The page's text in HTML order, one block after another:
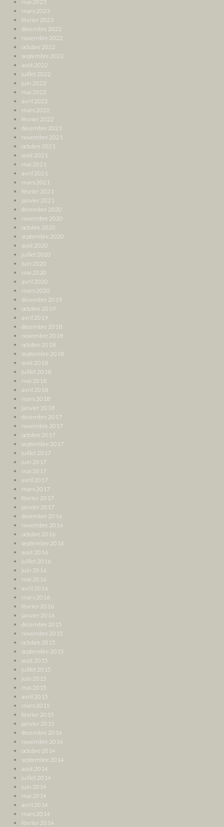
mai 2023
mars 2023
février 2023
décembre 2022
novembre 2022
octobre 2022
septembre 2022
août 2022
juillet 2022
juin 2022
mai 2022
avril 2022
mars 2022
février 2022
décembre 2021
novembre 2021
octobre 2021
août 2021
mai 2021
avril 2021
mars 2021
février 2021
janvier 2021
décembre 2020
novembre 2020
octobre 2020
septembre 2020
août 2020
juillet 2020
juin 2020
mai 2020
avril 2020
mars 2020
décembre 2019
octobre 2019
avril 2019
décembre 2018
novembre 2018
octobre 2018
septembre 2018
août 2018
juillet 2018
mai 2018
avril 2018
mars 2018
janvier 2018
décembre 2017
novembre 2017
octobre 2017
septembre 2017
juillet 2017
juin 2017
mai 2017
avril 2017
mars 2017
février 2017
janvier 2017
décembre 2016
novembre 2016
octobre 2016
septembre 2016
août 2016
juillet 2016
juin 2016
mai 2016
avril 2016
mars 2016
février 2016
janvier 2016
décembre 2015
novembre 2015
octobre 2015
septembre 2015
août 2015
juillet 2015
juin 2015
mai 2015
avril 2015
mars 2015
février 2015
janvier 2015
décembre 2014
novembre 2014
octobre 2014
septembre 2014
août 2014
juillet 2014
juin 2014
mai 2014
avril 2014
mars 2014
février 2014